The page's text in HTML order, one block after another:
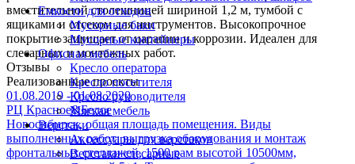
Емкости для отходов
Мусорные баки
Мусорные контейнеры
Офисная мебель
Кресло оператора
Кресло посетителя
Кресло руководителя
Мягкая мебель
Верстаки
Аксессуары для верстаков
Верстаки слесарные
вместительной столешницей шириной 1,2 м, тумбой с
ящиками и отсеком для инструментов. Высокопрочное
покрытие защищает от царапин и коррозии. Идеален для
слесарных и монтажных работ.
Отзывы
Реализованныe проекты
01.08.2019 - 01.08.2020
РЦ Красное&Белое
Новосибирск, общая площадь помещения. Виды
выполненных работ: выгрузка оборудования и монтаж
фронтальных стеллажей, 1500 рам высотой 10500мм,